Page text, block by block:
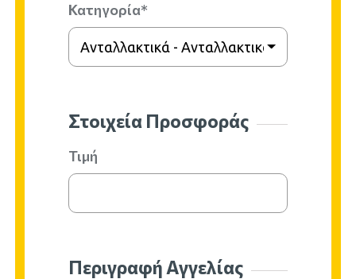
Κατηγορία*
Ανταλλακτικά - Ανταλλακτικά
Στοιχεία Προσφοράς
Τιμή
Περιγραφή Αγγελίας